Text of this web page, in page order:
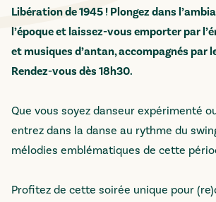
Libération de 1945 ! Plongez dans
l’époque et laissez-vous emporter par
et musiques d’antan, accompagnés par
Rendez-vous dès 18h30.
Que vous soyez danseur expérimenté
entrez dans la danse au rythme du
mélodies emblématiques de cette
Profitez de cette soirée unique pour